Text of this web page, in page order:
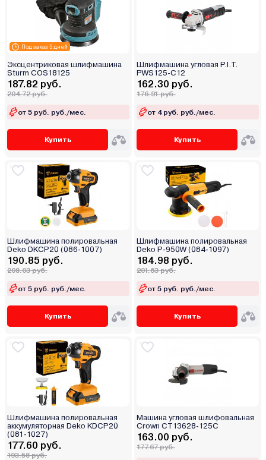
Под заказ 5 дней
Эксцентриковая шлифмашина
Sturm COS18125
187.82 руб.
204.72 руб.
от 5 руб. руб./мес.
Купить
Шлифмашина угловая P.I.T.
PWS125-C12
162.30 руб.
176.91 руб.
от 4 руб. руб./мес.
Купить
Шлифмашина полировальная
Deko DKCP20 (086-1007)
190.85 руб.
208.03 руб.
от 5 руб. руб./мес.
Купить
Шлифмашина полировальная
Deko P-950W (084-1097)
184.98 руб.
201.63 руб.
от 5 руб. руб./мес.
Купить
Шлифмашина полировальная
аккумуляторная Deko KDCP20
(081-1027)
177.60 руб.
193.58 руб.
Машина угловая шлифовальная
Crown CT13628-125C
163.00 руб.
177.67 руб.